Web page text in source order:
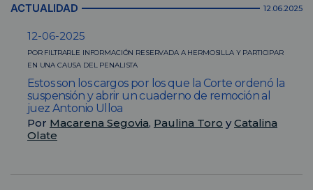
ACTUALIDAD 12.06.2025
12-06-2025
POR FILTRARLE INFORMACIÓN RESERVADA A HERMOSILLA Y PARTICIPAR
EN UNA CAUSA DEL PENALISTA
Estos son los cargos por los que la Corte ordenó la
suspensión y abrir un cuaderno de remoción al
juez Antonio Ulloa
Por Macarena Segovia, Paulina Toro yCatalina
Olate